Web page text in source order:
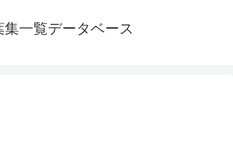
集一覧データベース